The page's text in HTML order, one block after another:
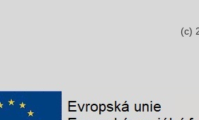
(c)